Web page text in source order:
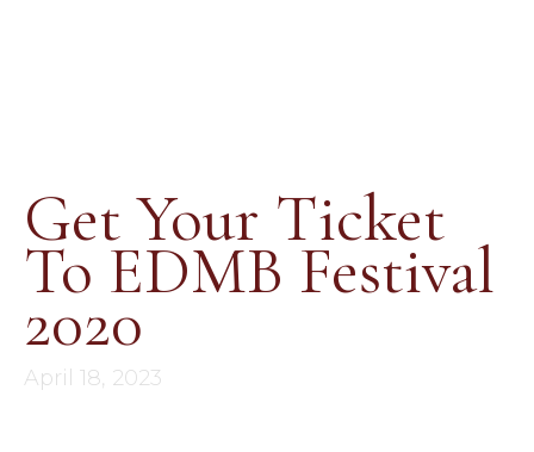
Get Your Ticket
To EDMB Festival
2020
April 18, 2023